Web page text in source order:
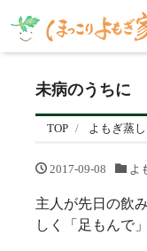
未病のうちに
TOP よもぎ蒸し
2017-09-08 よ
主人が先日の飲
しく「足もんで